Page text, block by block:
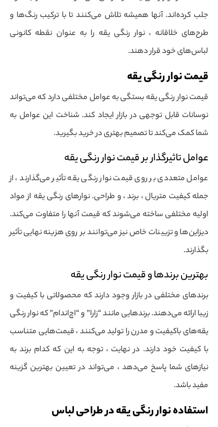
جلب کرده‌اند. آنها همیشه تلاش می‌کنند تا با ترکیب رنگ‌ها و
طرح‌های خلاقانه ، نوار رنگی یقه را به عنوان نقطه کانونی
لباس‌های خود قرار دهند.
قیمت نوار رنگی یقه
قیمت نوار رنگی یقه بستگی به عوامل مختلفی دارد که می‌تواند
نوسانات قابل توجهی در بازار ایجاد کند. شناخت این عوامل به
شما کمک می‌کند تا تصمیم بهتری در خرید بگیرید.
عوامل تاثیرگذار بر قیمت نوار رنگی یقه
عوامل متعددی بر روی قیمت نوار رنگی یقه تأثیر می‌گذارند ، از
جمله کیفیت متریال ، برند ، و طراحی. نوارهای رنگی یقه از مواد
اولیه مختلفی ساخته می‌شوند که قیمت آنها را متفاوت می‌کند.
دیزاین‌ها و تزیینات خاص نیز می‌توانند بر روی هزینه نهایی تأثیر
بگذارند.
بهترین برندها و قیمت نوار رنگی یقه
برندهای مختلفی در بازار وجود دارند که محصولاتی با کیفیت و
زیبا ارائه می‌دهند. برندهایی مانند “زارا” و “اچ‌اندام” که نوار رنگی
یقه‌های باکیفیت و مدرن را تولید می‌کنند ، قیمت‌هایی متناسب
با کیفیت خود دارند. در نهایت ، توجه به این که کدام برند به
نیازهای شما پاسخ می‌دهد ، می‌تواند در تعیین بهترین گزینه
مفید باشد.
استفاده‌ نوار رنگی یقه در طراحی لباس